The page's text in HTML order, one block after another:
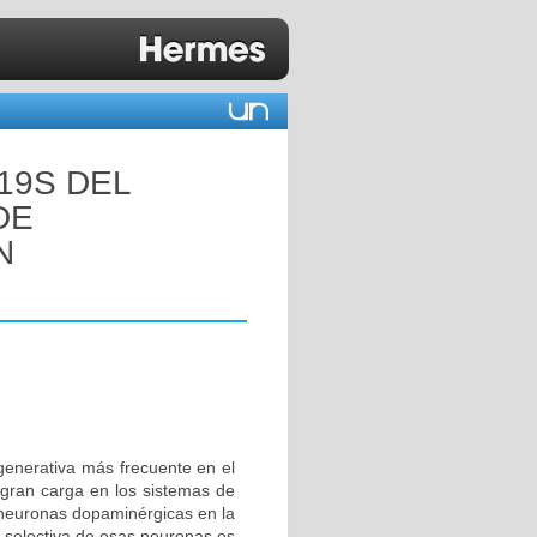
DEL
más frecuente en el
carga en los sistemas de
dopaminérgicas en la